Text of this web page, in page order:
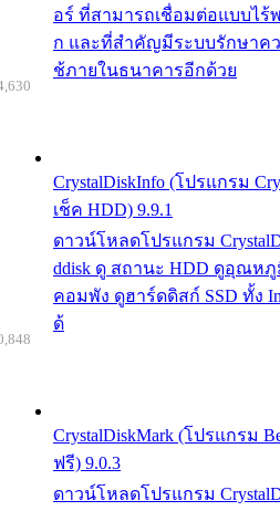
อร์ ที่สามารถเชื่อมต่อแบบไร้
ก และที่สำคัญมีระบบรักษาค
ช้ภายในธนาคารอีกด้วย
CrystalDiskInfo (โปรแกรม
เช็ค HDD) 9.9.1
ดาวน์โหลดโปรแกรม
ddisk ดู สถานะ HDD ดูอุณหภู
คอมพัง ดูฮาร์ดดิสก์ SSD ทั้ง
ด้
CrystalDiskMark (โปรแกรม
ฟรี) 9.0.3
ดาวน์โหลดโปรแกรม